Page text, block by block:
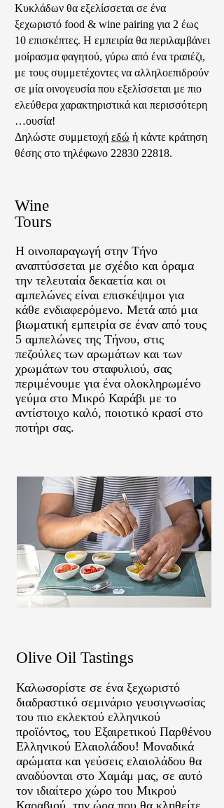
Κυκλάδων θα εξελίσσεται σε ένα
ξεχωριστό food & wine pairing για 2 έως
10 επισκέπτες. Η εμπειρία θα περιλαμβάνει
μοίρασμα φαγητού, γύρω από ένα τραπέζι,
με τους συμμετέχοντες να αλληλοεπιδρούν
σε μία οινογευσία που εξελίσσεται με πιο
ελεύθερα χαρακτηριστικά και περισσότερη
…ουσία!
Δηλώστε συμμετοχή εδώ ή κάντε κράτηση
θέσης στο τηλέφωνο 22830 22818.
Wine
Tours
H οινοπαραγωγή στην Τήνο
αναπτύσσεται με σχέδιο και όραμα
την τελευταία δεκαετία και οι
αμπελώνες είναι επισκέψιμοι για
κάθε ενδιαφερόμενο. Μετά από μια
βιωματική εμπειρία σε έναν από τους
5 αμπελώνες της Τήνου, στις
πεζούλες των αρωμάτων και των
χρωμάτων του σταφυλιού, σας
περιμένουμε για ένα ολοκληρωμένο
γεύμα στο Μικρό Καράβι με το
αντίστοιχο καλό, ποιοτικό κρασί στο
ποτήρι σας.
Olive Oil Tastings
Καλωσορίστε σε ένα ξεχωριστό
διαδραστικό σεμινάριο γευσιγνωσίας
του πιο εκλεκτού ελληνικού
προϊόντος, του Εξαιρετικού Παρθένου
Ελληνικού Ελαιολάδου! Μοναδικά
αρώματα και γεύσεις ελαιολάδου θα
αναδύονται στο Χαμάμ μας, σε αυτό
τον ιδιαίτερο χώρο του Μικρού
Καραβιού, την ώρα που θα κληθείτε